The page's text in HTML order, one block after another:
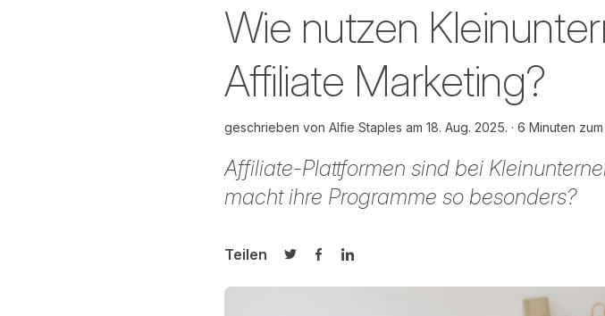
Wie nutzen
Affiliate Marketing?
geschrieben von Alfie Staples am 18. Aug. 2025. 6 Minuten
Affiliate-Plattformen sind bei
macht ihre Programme so besonders?
Teilen
Auf Twitter teilen
Auf Facebook teilen
Auf LinkedIn teilen